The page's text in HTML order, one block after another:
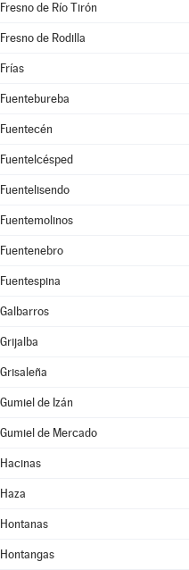
Fresno de Río Tirón
Fresno de Rodilla
Frías
Fuentebureba
Fuentecén
Fuentelcésped
Fuentelisendo
Fuentemolinos
Fuentenebro
Fuentespina
Galbarros
Grijalba
Grisaleña
Gumiel de Izán
Gumiel de Mercado
Hacinas
Haza
Hontanas
Hontangas